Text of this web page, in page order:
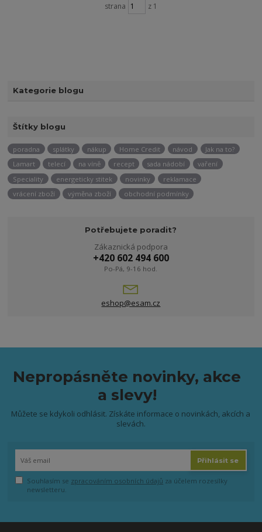
Kategorie blogu
Štítky blogu
poradna splátky nákup Home Credit návod
Jak na to?
Lamart
telecí na víně recept sada nádobí
vaření
Speciality
energeticky stitek novinky
reklamace
vrácení zboží
výměna zboží obchodní podmínky
Potřebujete poradit?
Zákaznická podpora
+420 602 494 600
Po-Pá, 9-16 hod.
eshop@esam.cz
strana z 1
Nepropásněte novinky, akce
a slevy!
Můžete se kdykoli odhlásit. Získáte informace o novinkách, akcích a
slevách.
Přihlásit se
Souhlasím se zpracováním osobních údajů za účelem rozesílky
newsletteru.